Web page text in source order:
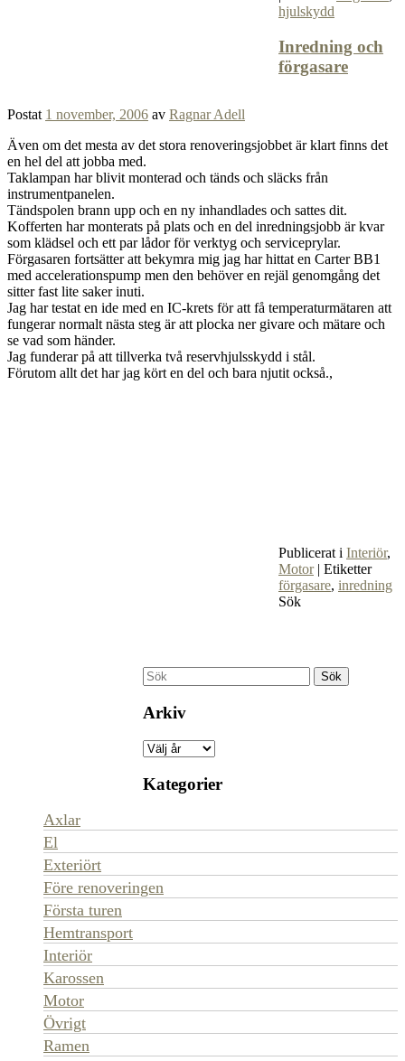
hjulskydd
Inredning och
förgasare
Postat 1 november, 2006 av Ragnar Adell
Även om det mesta av det stora renoveringsjobbet är klart finns det
en hel del att jobba med.
Taklampan har blivit monterad och tänds och släcks från
instrumentpanelen.
Tändspolen brann upp och en ny inhandlades och sattes dit.
Kofferten har monterats på plats och en del inredningsjobb är kvar
som klädsel och ett par lådor för verktyg och serviceprylar.
Förgasaren fortsätter att bekymra mig jag har hittat en Carter BB1
med accelerationspump men den behöver en rejäl genomgång det
sitter fast lite saker inuti.
Jag har testat en ide med en IC-krets för att få temperaturmätaren att
fungerar normalt nästa steg är att plocka ner givare och mätare och
se vad som händer.
Jag funderar på att tillverka två reservhjulsskydd i stål.
Förutom allt det har jag kört en del och bara njutit också.,
Publicerat i Interiör,
Motor | Etiketter
förgasare, inredning
Sök
Arkiv
Kategorier
Axlar
El
Exteriört
Före renoveringen
Första turen
Hemtransport
Interiör
Karossen
Motor
Övrigt
Ramen